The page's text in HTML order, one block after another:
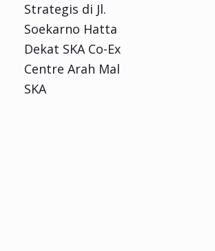
Strategis di Jl.
Soekarno Hatta
Dekat SKA Co-Ex
Centre Arah Mal
SKA